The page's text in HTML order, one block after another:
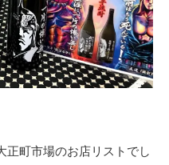
正町市場のお店リストでし